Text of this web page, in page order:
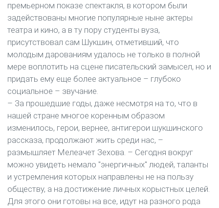
премьерном показе спектакля, в котором были
задействованы многие популярные ныне актеры
театра и кино, а в ту пору студенты вуза,
присутствовал сам Шукшин, отметивший, что
молодым дарованиям удалось не только в полной
мере воплотить на сцене писательский замысел, но и
придать ему еще более актуальное – глубоко
социальное – звучание.
– За прошедшие годы, даже несмотря на то, что в
нашей стране многое коренным образом
изменилось, герои, вернее, антигерои шукшинского
рассказа, продолжают жить среди нас, –
размышляет Мелеачет Зехова. – Сегодня вокруг
можно увидеть немало "энергичных" людей, таланты
и устремления которых направлены не на пользу
обществу, а на достижение личных корыстных целей.
Для этого они готовы на все, идут на разного рода